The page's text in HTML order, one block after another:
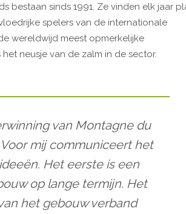
bestaan sinds 1991. Ze vinden elk jaar
spelers van de internationale
wereldwijd meest opmerkelijke
neusje van de zalm in de sector.
van Montagne du
mij communiceert het
Het eerste is een
op lange termijn. Het
het gebouw verband